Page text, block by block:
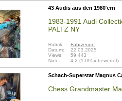
43 Audis aus den 1980'ern
1983-1991 Audi
PALTZ NY
Rubrik:
Fahrzeuge
Datum:
22.03.2025
Views:
59.443
Note:
4,2 (1.095x bewertet)
Schach-Superstar Magnus
Chess Grandmaster